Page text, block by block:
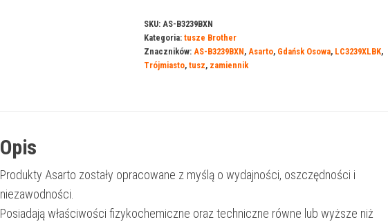
do
Brother
3239BXN
|
SKU: AS-B3239BXN
Kategoria: tusze Brother
Znaczników: AS-B3239BXN, Asarto, Gdańsk Osowa, LC3239XLBK,
Trójmiasto, tusz, zamiennik
Opis
Produkty Asarto zostały opracowane z myślą o wydajności, oszczędności i
niezawodności.
Posiadają właściwości fizykochemiczne oraz techniczne równe lub wyższe niż